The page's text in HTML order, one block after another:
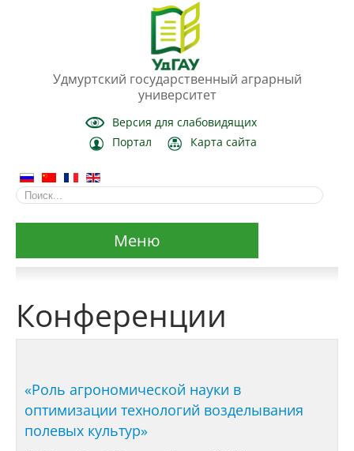
Удмуртский государственный аграрный
университет
Версия для слабовидящих
Портал
Карта сайта
Меню
Основные сведения
Документы
Конференции
«Роль агрономической науки в
оптимизации технологий возделывания
полевых культур»